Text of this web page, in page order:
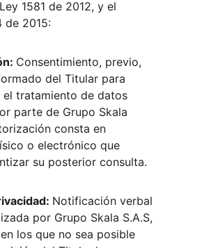
1581 de 2012, y el
de 2015:
Consentimiento, previo,
del Titular para
el tratamiento de datos
parte de Grupo Skala
consta en
o electrónico que
su posterior consulta.
Notificación verbal
por Grupo Skala S.A.S,
los que no sea posible